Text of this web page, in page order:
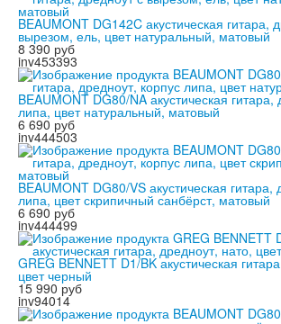
BEAUMONT DG142C акустическая гитара,
вырезом, ель, цвет натуральный, матовый
8 390 руб
inv453393
BEAUMONT DG80/NA акустическая гитара,
липа, цвет натуральный, матовый
6 690 руб
inv444503
BEAUMONT DG80/VS акустическая гитара,
липа, цвет скрипичный санбёрст, матовый
6 690 руб
inv444499
GREG BENNETT D1/BK акустическая
цвет черный
15 990 руб
inv94014